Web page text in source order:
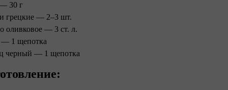
30 г
грецкие — 2–3 шт.
оливковое — 3 ст. л.
— 1 щепотка
черный — 1 щепотка